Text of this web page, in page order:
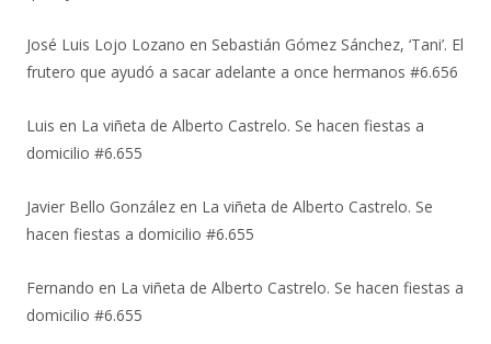
José Luis Lojo Lozano en Sebastián Gómez Sánchez, ‘Tani’. El
frutero que ayudó a sacar adelante a once hermanos #6.656
Luis en La viñeta de Alberto Castrelo. Se hacen fiestas a
domicilio #6.655
Javier Bello González en La viñeta de Alberto Castrelo. Se
hacen fiestas a domicilio #6.655
Fernando en La viñeta de Alberto Castrelo. Se hacen fiestas a
domicilio #6.655